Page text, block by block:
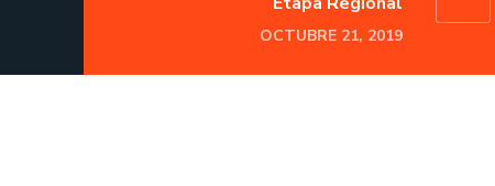
OCTUBRE 21, 2019